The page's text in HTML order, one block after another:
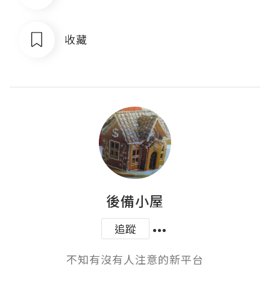
收藏
後備小屋
追蹤
不知有沒有人注意的新平台